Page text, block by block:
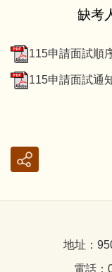
缺考
115申請面試順
115申請面試通
地址：
電話：